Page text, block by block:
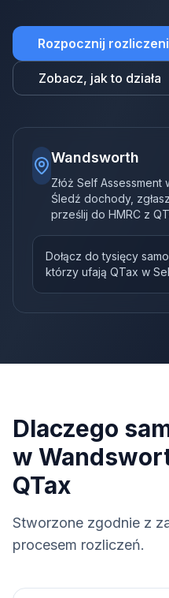
Rozpocznij
Zobacz, jak to działa
Wandsworth
Złóż Self Assessment
Śledź dochody,
prześlij do HMRC z
Dołącz do tysięcy
którzy ufają QTax w
Dlaczego
w
QTax
Stworzone zgodnie z
procesem rozliczeń.